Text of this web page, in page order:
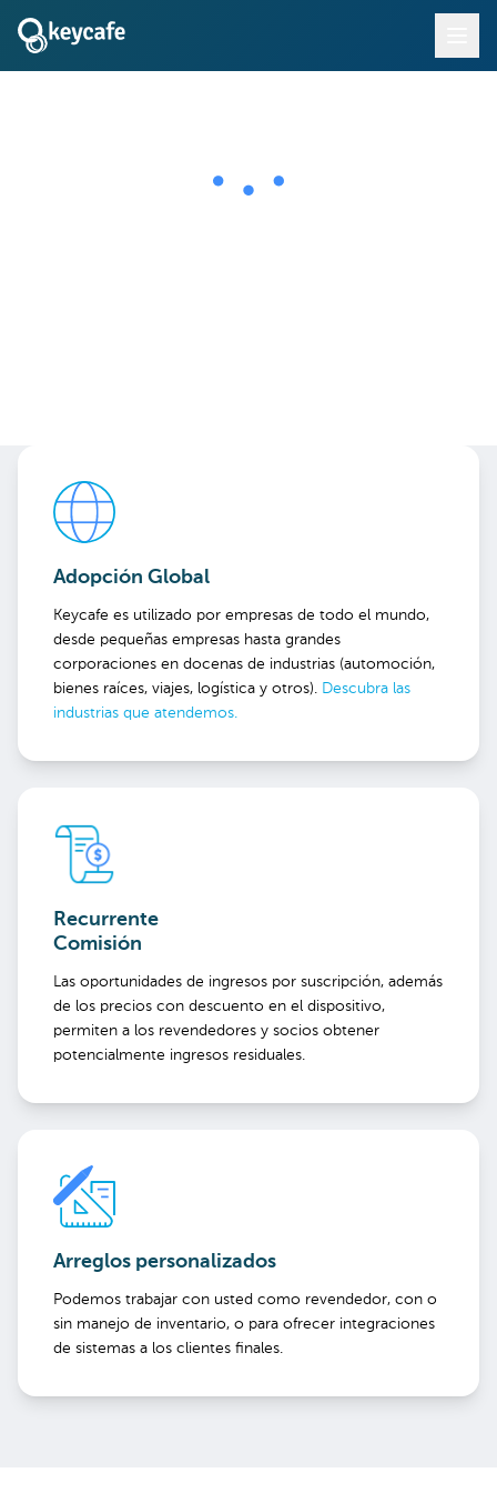
Adopción Global
Keycafe es utilizado por empresas de todo el mundo,
desde pequeñas empresas hasta grandes
corporaciones en docenas de industrias (automoción,
bienes raíces, viajes, logística y otros). Descubra las
industrias que atendemos.
Recurrente
Comisión
Las oportunidades de ingresos por suscripción, además
de los precios con descuento en el dispositivo,
permiten a los revendedores y socios obtener
potencialmente ingresos residuales.
Arreglos personalizados
Podemos trabajar con usted como revendedor, con o
sin manejo de inventario, o para ofrecer integraciones
de sistemas a los clientes finales.